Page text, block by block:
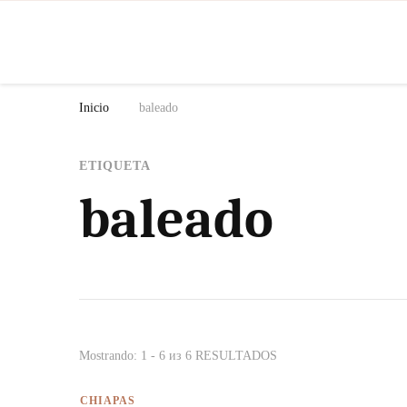
Inicio baleado
ETIQUETA
baleado
Mostrando: 1 - 6 из 6 RESULTADOS
CHIAPAS